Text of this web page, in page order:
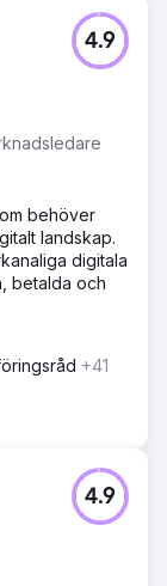
4.9
behöver
landskap.
digitala
betalda och
+41
4.9